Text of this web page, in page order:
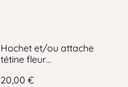
Hochet et/ou attache
tétine fleur
20,00 €